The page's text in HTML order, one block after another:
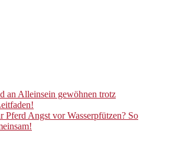
an Alleinsein gewöhnen trotz
Pferd Angst vor Wasserpfützen? So